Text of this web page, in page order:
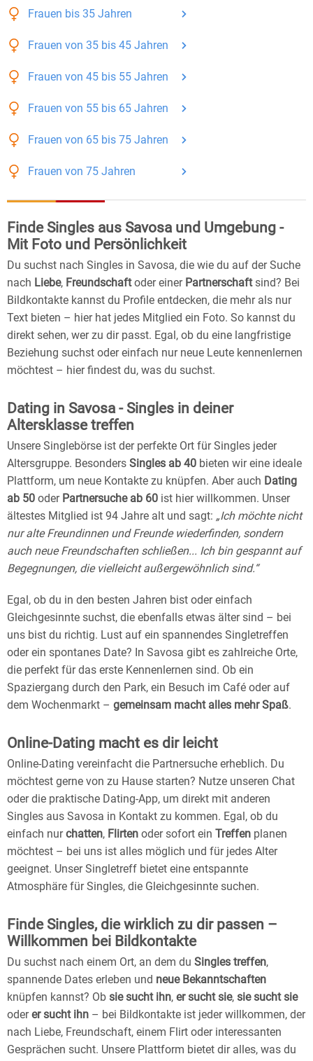
Frauen bis 35 Jahren
Frauen von 35 bis 45 Jahren
Frauen von 45 bis 55 Jahren
Frauen von 55 bis 65 Jahren
Frauen von 65 bis 75 Jahren
Frauen von 75 Jahren
Finde Singles aus Savosa und Umgebung -
Mit Foto und Persönlichkeit
Du suchst nach Singles in Savosa, die wie du auf der Suche
nach Liebe, Freundschaftoder einer Partnerschaftsind? Bei
Bildkontakte kannst du Profile entdecken, die mehr als nur
Text bieten – hier hat jedes Mitglied ein Foto. So kannst du
direkt sehen, wer zu dir passt. Egal, ob du eine langfristige
Beziehung suchst oder einfach nur neue Leute kennenlernen
möchtest – hier findest du, was du suchst.
Dating in Savosa - Singles in deiner
Altersklasse treffen
Unsere Singlebörse ist der perfekte Ort für Singles jeder
Altersgruppe. Besonders Singles ab 40 bieten wir eine ideale
Plattform, um neue Kontakte zu knüpfen. Aber auch Dating
ab 50 oder Partnersuche ab 60 ist hier willkommen. Unser
ältestes Mitglied ist 94 Jahre alt und sagt: „Ich möchte nicht
nur alte Freundinnen und Freunde wiederfinden, sondern
auch neue Freundschaften schließen... Ich bin gespannt auf
Begegnungen, die vielleicht außergewöhnlich sind.“
Egal, ob du in den besten Jahren bist oder einfach
Gleichgesinnte suchst, die ebenfalls etwas älter sind – bei
uns bist du richtig. Lust auf ein spannendes Singletreffen
oder ein spontanes Date? In Savosa gibt es zahlreiche Orte,
die perfekt für das erste Kennenlernen sind. Ob ein
Spaziergang durch den Park, ein Besuch im Café oder auf
dem Wochenmarkt – gemeinsam macht alles mehr Spaß.
Online-Dating macht es dir leicht
Online-Dating vereinfacht die Partnersuche erheblich. Du
möchtest gerne von zu Hause starten? Nutze unseren Chat
oder die praktische Dating-App, um direkt mit anderen
Singles aus Savosa in Kontakt zu kommen. Egal, ob du
einfach nurchatten, Flirten oder sofort ein Treffen planen
möchtest – bei uns ist alles möglich und für jedes Alter
geeignet. Unser Singletreff bietet eine entspannte
Atmosphäre für Singles, die Gleichgesinnte suchen.
Finde Singles, die wirklich zu dir passen –
Willkommen bei Bildkontakte
Du suchst nach einem Ort, an dem du Singles treffen,
spannende Dates erleben und neue Bekanntschaften
knüpfen kannst? Ob sie sucht ihn, er sucht sie, sie sucht sie
oderer sucht ihn – bei Bildkontakte ist jeder willkommen, der
nach Liebe, Freundschaft, einem Flirt oder interessanten
Gesprächen sucht. Unsere Plattform bietet dir alles, was du